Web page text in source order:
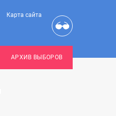
Карта сайта
АРХИВ ВЫБОРОВ